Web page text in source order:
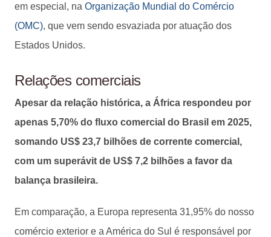
em especial, na Organização Mundial do Comércio
(OMC), que vem sendo esvaziada por atuação dos
Estados Unidos.
Relações comerciais
Apesar da relação histórica, a África respondeu por
apenas 5,70% do fluxo comercial do Brasil em 2025,
somando US$ 23,7 bilhões de corrente comercial,
com um superávit de US$ 7,2 bilhões a favor da
balança brasileira.
Em comparação, a Europa representa 31,95% do nosso
comércio exterior e a América do Sul é responsável por